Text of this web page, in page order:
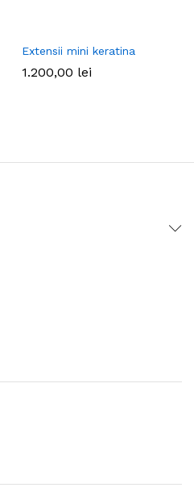
Extensii mini keratina
1.200,00 lei